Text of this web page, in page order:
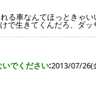
る車なんてほっときゃい
で生きてくんだろ、ダッ
でください:2013/07/26(